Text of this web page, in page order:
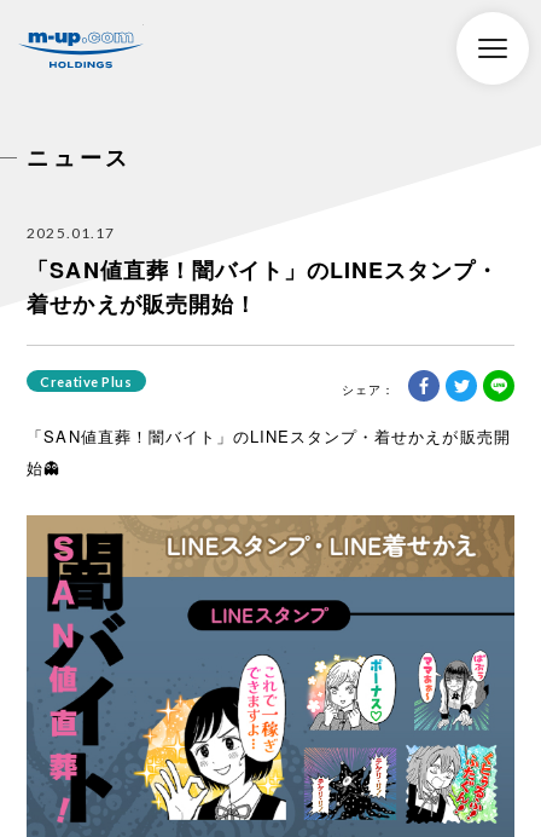
株式会社エムアップホールディングス
toggle
ニュース
2025.01.17
「SAN値直葬！闇バイト」のLINEスタンプ・
着せかえが販売開始！
Creative Plus
「SAN値直葬！闇バイト」のLINEスタンプ・着せかえが販売開
始👻